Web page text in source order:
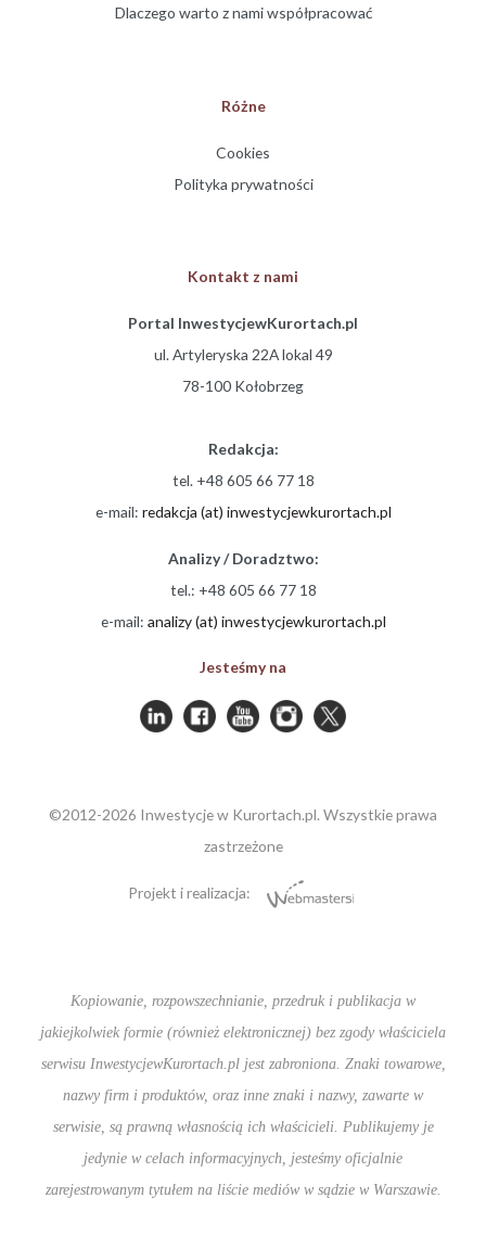
Dlaczego warto z nami współpracować
Różne
Cookies
Polityka prywatności
Kontakt z nami
Portal InwestycjewKurortach.pl
ul. Artyleryska 22A lokal 49
78-100 Kołobrzeg
Redakcja:
tel. +48 605 66 77 18
e-mail: redakcja (at) inwestycjewkurortach.pl
Analizy / Doradztwo:
tel.: +48 605 66 77 18
e-mail: analizy (at) inwestycjewkurortach.pl
Jesteśmy na
©2012-2026 Inwestycje w Kurortach.pl. Wszystkie prawa
zastrzeżone
Projekt i realizacja:
Kopiowanie, rozpowszechnianie, przedruk i publikacja w
jakiejkolwiek formie (również elektronicznej) bez zgody właściciela
serwisu InwestycjewKurortach.pl jest zabroniona. Znaki towarowe,
nazwy firm i produktów, oraz inne znaki i nazwy, zawarte w
serwisie, są prawną własnością ich właścicieli. Publikujemy je
jedynie w celach informacyjnych, jesteśmy oficjalnie
zarejestrowanym tytułem na liście mediów w sądzie w Warszawie.